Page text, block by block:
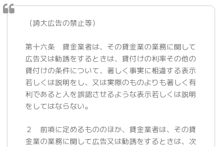
（誇大広告の禁止等）
第十六条 貸金業者は、その貸金業の業務に関して
広告又は勧誘をするときは、貸付けの利率その他の
貸付けの条件について、著しく事実に相違する表示
若しくは説明をし、又は実際のものよりも著しく有
利であると人を誤認させるような表示若しくは説明
をしてはならない。
２ 前項に定めるもののほか、貸金業者は、その貸
金業の業務に関して広告又は勧誘をするときは、次